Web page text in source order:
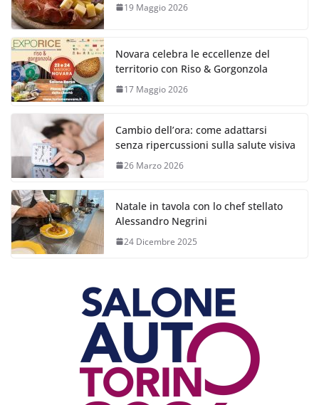
19 Maggio 2026
Novara celebra le eccellenze del
territorio con Riso & Gorgonzola
17 Maggio 2026
Cambio dell’ora: come adattarsi
senza ripercussioni sulla salute visiva
26 Marzo 2026
Natale in tavola con lo chef stellato
Alessandro Negrini
24 Dicembre 2025